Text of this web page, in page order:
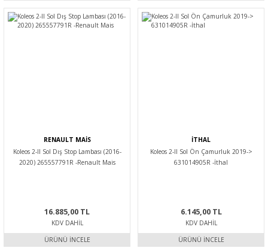
RENAULT MAİS
Koleos 2-II Sol Dış Stop Lambası (2016-
2020) 265557791R -Renault Mais
16.885,00 TL
KDV DAHIL
ÜRÜNÜ İNCELE
İTHAL
Koleos 2-II Sol Ön Çamurluk 2019->
631014905R -İthal
6.145,00 TL
KDV DAHIL
ÜRÜNÜ İNCELE